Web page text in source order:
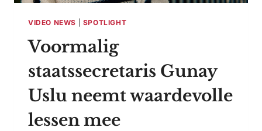
IN
HUIZEN
ER
VRAAG
DUURZAME
VIDEO NEWS SPOTLIGHT
Voormalig
staatssecretaris Gunay
Uslu neemt waardevolle
lessen mee